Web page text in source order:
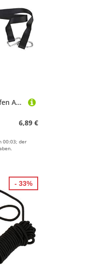
Alomejor Kajak Drift Werfen Anker Fischerboot Abschleppseil Drogue Anker Boje Seil Kit für Boot Kajak Kanu Angeln Segelboot(Gelb)
6,89 €
00:03; der
- 33%